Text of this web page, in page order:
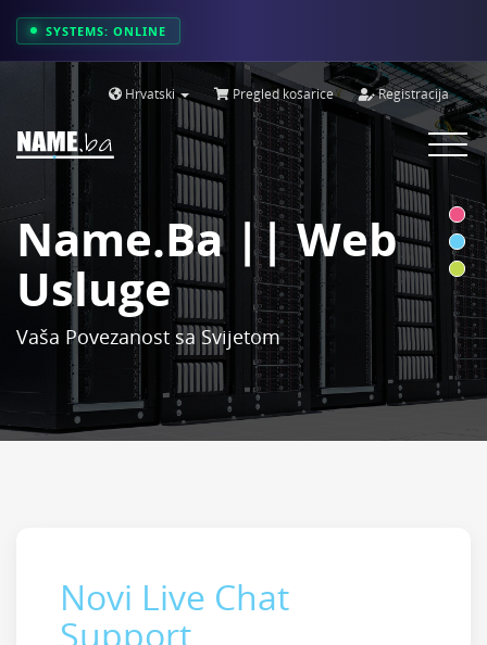
SYSTEMS: ONLINE
Hrvatski Pregled košarice Registracija
Toggle
Name.ba || Web
Usluge
Vaša Povezanost sa Svijetom
Novi Live Chat
Support